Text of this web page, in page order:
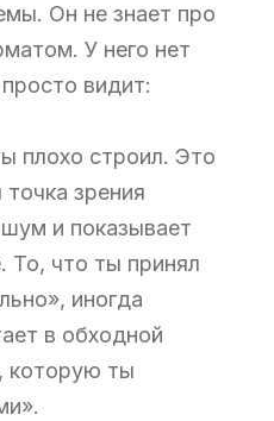
Он не знает про
У него нет
видит:
плохо строил. Это
зрения
и показывает
То, что ты принял
иногда
в обходной
которую ты